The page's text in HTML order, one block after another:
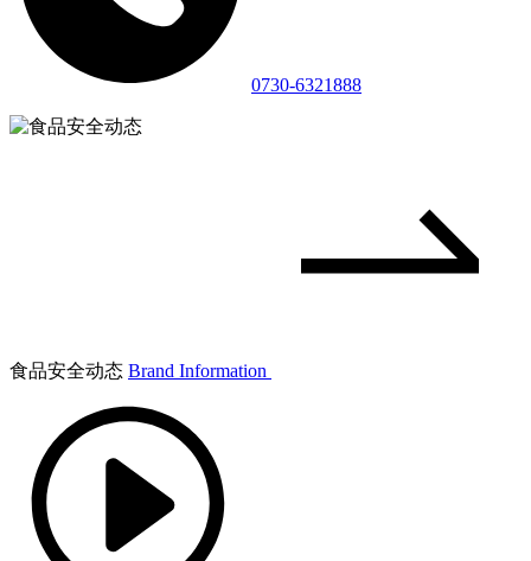
0730-6321888
食品安全动态 Brand Information